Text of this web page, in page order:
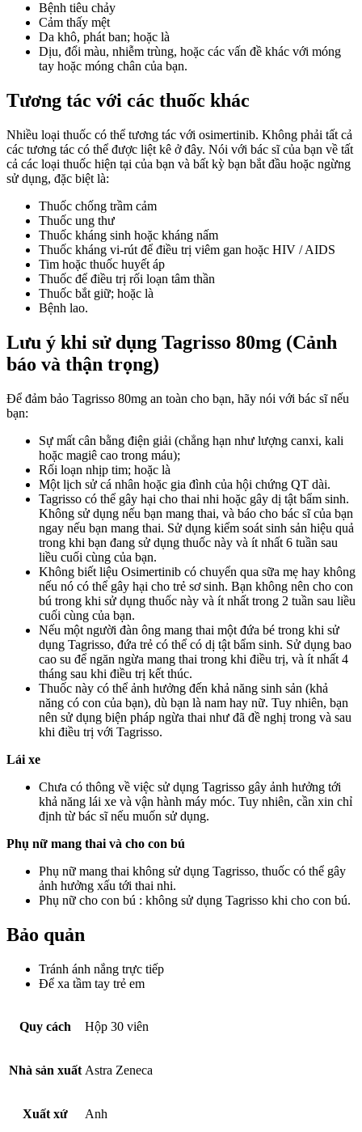
Bệnh tiêu chảy
Cảm thấy mệt
Da khô, phát ban; hoặc là
Dịu, đổi màu, nhiễm trùng, hoặc các vấn đề khác với móng
tay hoặc móng chân của bạn.
Tương tác với các thuốc khác
Nhiều loại thuốc có thể tương tác với osimertinib. Không phải tất cả
các tương tác có thể được liệt kê ở đây. Nói với bác sĩ của bạn về tất
cả các loại thuốc hiện tại của bạn và bất kỳ bạn bắt đầu hoặc ngừng
sử dụng, đặc biệt là:
Thuốc chống trầm cảm
Thuốc ung thư
Thuốc kháng sinh hoặc kháng nấm
Thuốc kháng vi-rút để điều trị viêm gan hoặc HIV / AIDS
Tim hoặc thuốc huyết áp
Thuốc để điều trị rối loạn tâm thần
Thuốc bắt giữ; hoặc là
Bệnh lao.
Lưu ý khi sử dụng Tagrisso 80mg (Cảnh
báo và thận trọng)
Để đảm bảo Tagrisso 80mg an toàn cho bạn, hãy nói với bác sĩ nếu
bạn:
Sự mất cân bằng điện giải (chẳng hạn như lượng canxi, kali
hoặc magiê cao trong máu);
Rối loạn nhịp tim; hoặc là
Một lịch sử cá nhân hoặc gia đình của hội chứng QT dài.
Tagrisso có thể gây hại cho thai nhi hoặc gây dị tật bẩm sinh.
Không sử dụng nếu bạn mang thai, và báo cho bác sĩ của bạn
ngay nếu bạn mang thai. Sử dụng kiểm soát sinh sản hiệu quả
trong khi bạn đang sử dụng thuốc này và ít nhất 6 tuần sau
liều cuối cùng của bạn.
Không biết liệu Osimertinib có chuyển qua sữa mẹ hay không
nếu nó có thể gây hại cho trẻ sơ sinh. Bạn không nên cho con
bú trong khi sử dụng thuốc này và ít nhất trong 2 tuần sau liều
cuối cùng của bạn.
Nếu một người đàn ông mang thai một đứa bé trong khi sử
dụng Tagrisso, đứa trẻ có thể có dị tật bẩm sinh. Sử dụng bao
cao su để ngăn ngừa mang thai trong khi điều trị, và ít nhất 4
tháng sau khi điều trị kết thúc.
Thuốc này có thể ảnh hưởng đến khả năng sinh sản (khả
năng có con của bạn), dù bạn là nam hay nữ. Tuy nhiên, bạn
nên sử dụng biện pháp ngừa thai như đã đề nghị trong và sau
khi điều trị với Tagrisso.
Lái xe
Chưa có thông về việc sử dụng Tagrisso gây ảnh hưởng tới
khả năng lái xe và vận hành máy móc. Tuy nhiên, cần xin chỉ
định từ bác sĩ nếu muốn sử dụng.
Phụ nữ mang thai và cho con bú
Phụ nữ mang thai không sử dụng Tagrisso, thuốc có thể gây
ảnh hưởng xấu tới thai nhi.
Phụ nữ cho con bú : không sử dụng Tagrisso khi cho con bú.
Bảo quản
Tránh ánh nắng trực tiếp
Để xa tầm tay trẻ em
Quy cách Hộp 30 viên
Nhà sản xuất Astra Zeneca
Xuất xứ Anh